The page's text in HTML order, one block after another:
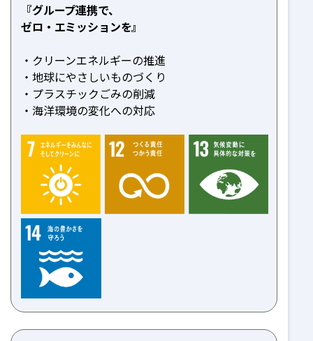
『グループ連携で、
ゼロ・エミッションを』
クリーンエネルギーの推進
地球にやさしいものづくり
プラスチックごみの削減
海洋環境の変化への対応